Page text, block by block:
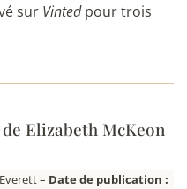
sur Vintedpour trois
de Elizabeth McKeon
– Date de publication :